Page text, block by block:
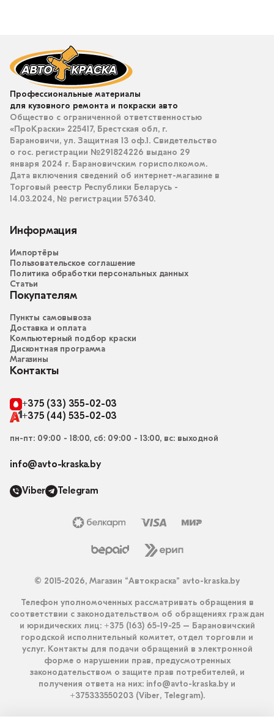
Профессиональные материалы
для кузовного ремонта и покраски авто
Общество с ограниченной ответственностью
«ПроКраски» 225417, Брестская обл, г.
Барановичи, ул. Защитная 13 оф.1. Свидетельство
о гос. регистрации №291824226 выдано 29
января 2024 г. Барановичским горисполкомом.
Дата включения сведений об интернет-магазине в
Торговый реестр Республики Беларусь -
14.03.2024, № регистрации 576340.
Информация
Импортёры
Пользовательское соглашение
Политика обработки персональных данных
Статьи
Покупателям
Пункты самовывоза
Доставка и оплата
Компьютерный подбор краски
Дисконтная программа
Магазины
Контакты
+375 (33) 355-02-03
+375 (44) 535-02-03
пн-пт: 09:00 - 18:00, сб: 09:00 - 13:00, вс: выходной
info@avto-kraska.by
Viber Telegram
© 2015-2026, Магазин “Автокраска” avto-kraska.by
Телефон уполномоченных рассматривать обращения в
соответствии с законодательством об обращениях граждан
и юридических лиц: +375 (163) 65-19-25 – Барановичский
городской исполнительный комитет, отдел торговли и
услуг. Контакты для подачи обращений в электронной
форме о нарушении прав, предусмотренных
законодательством о защите прав потребителей, и
получения ответа на них: info@avto-kraska.by и
+375333550203 (Viber, Telegram).